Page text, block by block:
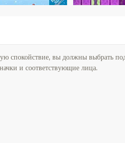
​​спокойствие, вы должны выбрать
и соответствующие лица.